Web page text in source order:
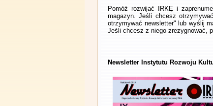
Pomóż rozwijać IRKĘ i
magazyn. Jeśli chcesz
otrzymywać newsletter" lub wyślij
Jeśli chcesz z niego zrezygnować,
Newsletter Instytutu Rozwoju